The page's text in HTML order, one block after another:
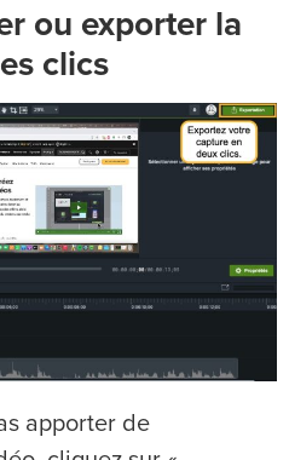
ou exporter la
clics
apporter de